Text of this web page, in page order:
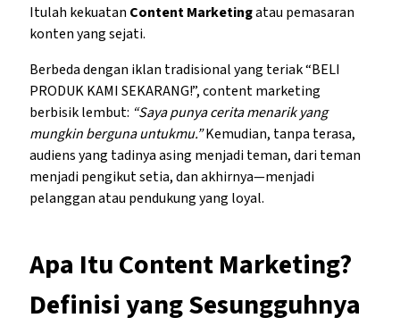
Itulah kekuatan Content Marketingatau pemasaran
konten yang sejati.
Berbeda dengan iklan tradisional yang teriak “BELI
PRODUK KAMI SEKARANG!”, content marketing
berbisik lembut: “Saya punya cerita menarik yang
mungkin berguna untukmu.”Kemudian, tanpa terasa,
audiens yang tadinya asing menjadi teman, dari teman
menjadi pengikut setia, dan akhirnya—menjadi
pelanggan atau pendukung yang loyal.
Apa Itu Content Marketing?
Definisi yang Sesungguhnya